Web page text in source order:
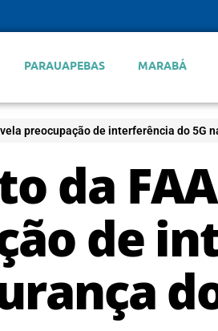
PARAUAPEBAS MARABÁ
preocupação de interferência do 5G
da
de